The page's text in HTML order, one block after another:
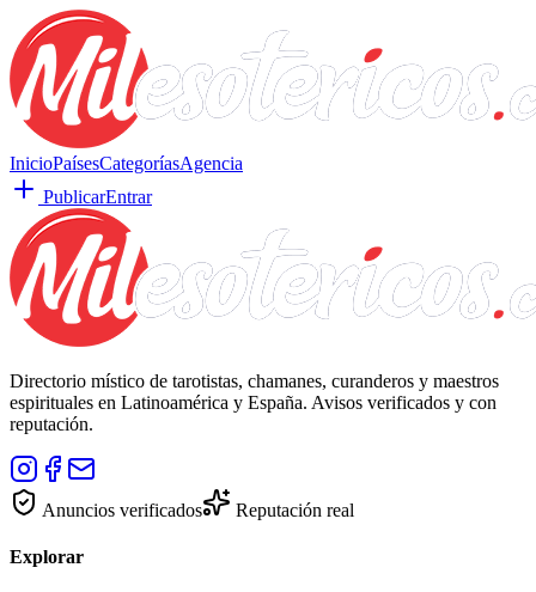
InicioPaísesCategoríasAgencia
PublicarEntrar
Directorio místico de tarotistas, chamanes, curanderos y maestros
espirituales en Latinoamérica y España. Avisos verificados y con
reputación.
Anuncios verificados Reputación real
Explorar